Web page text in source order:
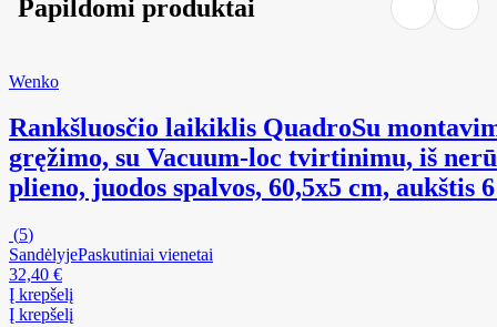
Papildomi produktai
Wenko
Rankšluosčio laikiklis QuadroSu
gręžimo, su Vacuum-loc tvirtinimu, iš
plieno, juodos spalvos, 60,5x5 cm, aukštis
(5)
SandėlyjePaskutiniai vienetai
32,40 €
Į krepšelį
Į krepšelį